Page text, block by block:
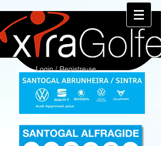
Login / Registre-se